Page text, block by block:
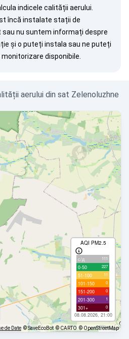
indicele calității aerului.
încă instalate stații de
nu suntem informați despre
și o puteți instala sau ne puteți
disponibile.
aerului din sat Zelenoluzhne
AQI PM2.5
с/д 111
0-50 227
51-100 11
101-150 0
151-200 0
201-300 1
301+ 0
08.08.2026, 21:00
de Date © SaveEcoBot © CARTO © OpenStreetMap